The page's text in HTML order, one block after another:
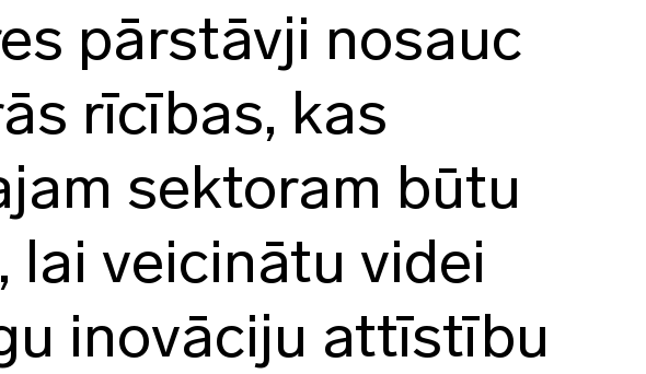
pārstāvji nosauc
rīcības, kas
sektoram būtu
lai veicinātu videi
inovāciju attīstību